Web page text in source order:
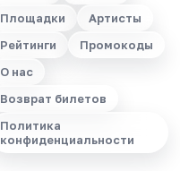
Площадки
Артисты
Рейтинги
Промокоды
О нас
Возврат билетов
Политика
конфиденциальности